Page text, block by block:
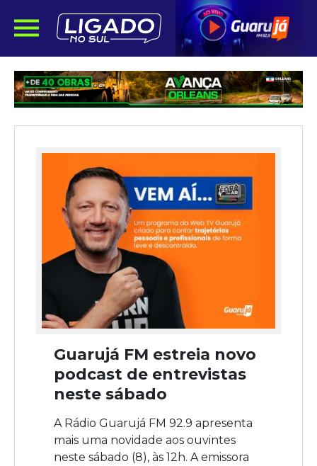
Guarujá FM estreia novo
podcast de entrevistas
neste sábado
A Rádio Guarujá FM 92.9 apresenta
mais uma novidade aos ouvintes
neste sábado (8), às 12h. A emissora